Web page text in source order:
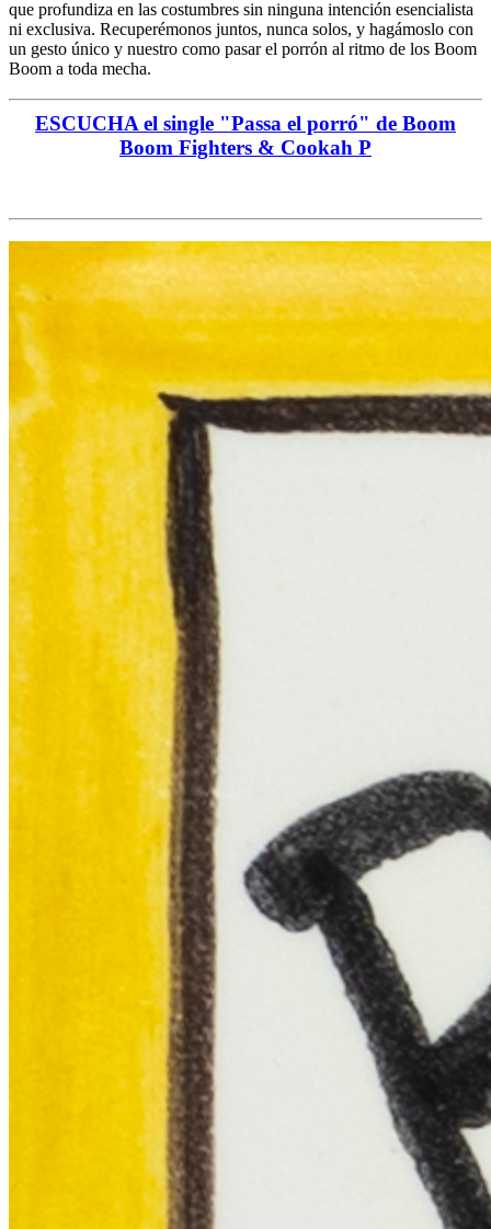
que profundiza en las costumbres sin ninguna intención esencialista
ni exclusiva. Recuperémonos juntos, nunca solos, y hagámoslo con
un gesto único y nuestro como pasar el porrón al ritmo de los Boom
Boom a toda mecha.
ESCUCHA el single "Passa el porró" de Boom
Boom Fighters & Cookah P